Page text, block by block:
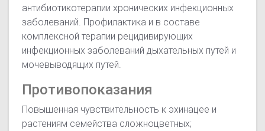
антибиотикотерапии хронических инфекционных
заболеваний. Профилактика и в составе
комплексной терапии рецидивирующих
инфекционных заболеваний дыхательных путей и
мочевыводящих путей.
Противопоказания
Повышенная чувствительность к эхинацее и
растениям семейства сложноцветных;